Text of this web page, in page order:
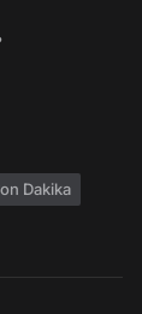
Dakika